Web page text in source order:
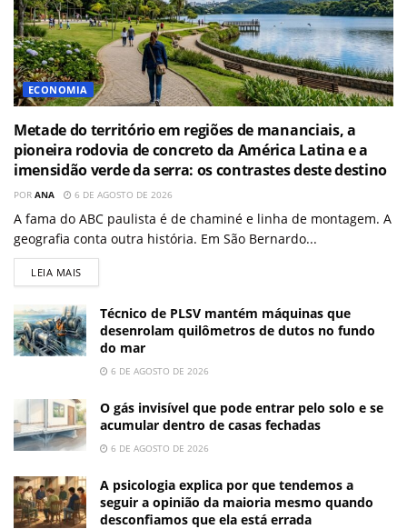
ECONOMIA
Metade do território em regiões de mananciais, a
pioneira rodovia de concreto da América Latina e a
imensidão verde da serra: os contrastes deste destino
POR ANA 6 DE AGOSTO DE 2026
A fama do ABC paulista é de chaminé e linha de montagem. A
geografia conta outra história. Em São Bernardo...
LEIA MAIS
Técnico de PLSV mantém máquinas que
desenrolam quilômetros de dutos no fundo
do mar
6 DE AGOSTO DE 2026
O gás invisível que pode entrar pelo solo e se
acumular dentro de casas fechadas
6 DE AGOSTO DE 2026
A psicologia explica por que tendemos a
seguir a opinião da maioria mesmo quando
desconfiamos que ela está errada